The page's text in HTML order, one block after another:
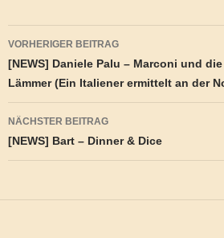
Beitragsnavigation
VORHERIGER BEITRAG
[NEWS] Daniele Palu – Marconi und
Lämmer (Ein Italiener ermittelt an der
NÄCHSTER BEITRAG
[NEWS] Bart – Dinner & Dice